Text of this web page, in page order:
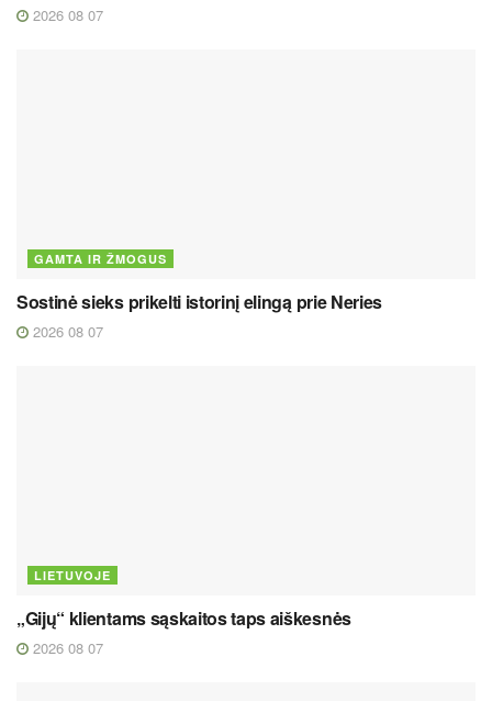
2026 08 07
GAMTA IR ŽMOGUS
Sostinė sieks prikelti istorinį elingą prie Neries
2026 08 07
LIETUVOJE
„Gijų“ klientams sąskaitos taps aiškesnės
2026 08 07